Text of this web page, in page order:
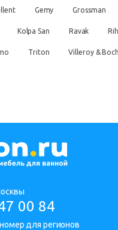
Gemy Grossman
Kolpa San Ravak
Triton Villeroy & Boch
00 84
для регионов